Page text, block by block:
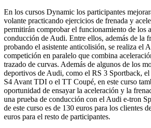
En los cursos Dynamic los participantes
volante practicando ejercicios de frenada y
permitirán comprobar el funcionamiento de los
conducción de Audi. Entre ellos, además de la
probando el asistente anticolisión, se realiza el
competición en paralelo que combina
trazado de curvas. Además de algunos de los
deportivos de Audi, como el RS 3 Sportback,
S4 Avant TDI o el TT Coupé, en este curso
oportunidad de ensayar la aceleración y la
una prueba de conducción con el Audi e-tron
de este curso es de 130 euros para los clientes
euros para el resto de participantes.